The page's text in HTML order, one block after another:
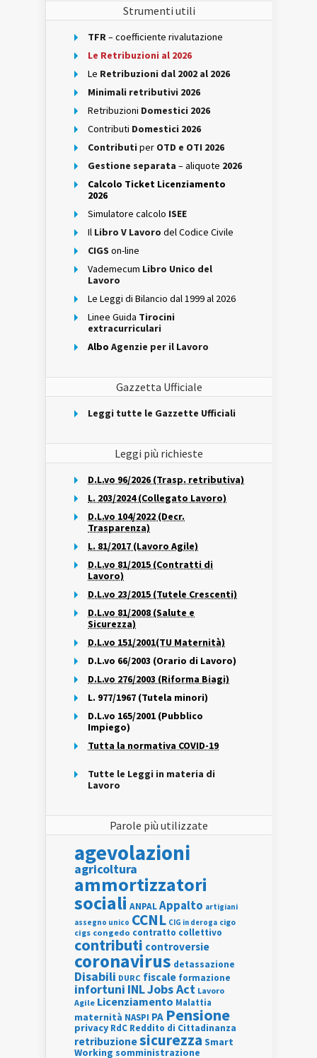
Strumenti utili
TFR– coefficiente rivalutazione
Le Retribuzioni al 2026
Le Retribuzioni dal 2002 al 2026
Minimali retributivi 2026
Retribuzioni Domestici 2026
Contributi Domestici 2026
Contributi per OTD e OTI 2026
Gestione separata – aliquote 2026
Calcolo Ticket Licenziamento
2026
Simulatore calcolo ISEE
Il Libro V Lavoro del Codice Civile
CIGS on-line
Vademecum Libro Unico del
Lavoro
Le Leggi di Bilancio dal 1999 al 2026
Linee Guida Tirocini
extracurriculari
Albo Agenzie per il Lavoro
Gazzetta Ufficiale
Leggi tutte le Gazzette Ufficiali
Leggi più richieste
D.L.vo 96/2026 (Trasp. retributiva)
L. 203/2024 (Collegato Lavoro)
D.L.vo 104/2022 (Decr.
Trasparenza)
L. 81/2017 (Lavoro Agile)
D.L.vo 81/2015 (Contratti di
Lavoro)
D.L.vo 23/2015 (Tutele Crescenti)
D.L.vo 81/2008 (Salute e
Sicurezza)
D.L.vo 151/2001(TU Maternità)
D.L.vo 66/2003 (Orario di Lavoro)
D.L.vo 276/2003 (Riforma Biagi)
L. 977/1967 (Tutela minori)
D.L.vo 165/2001 (Pubblico
Impiego)
Tutta la normativa COVID-19
Tutte le Leggi in materia di
Lavoro
Parole più utilizzate
agevolazioni
agricoltura
ammortizzatori
sociali ANPALAppalto artigiani
assegno unico CCNL CIG in deroga cigo
cigs congedo contratto collettivo
contributi controversie
coronavirus detassazione
Disabili DURC fiscale formazione
infortuni INLJobs Act Lavoro
Agile Licenziamento Malattia
maternità NASPI PA Pensione
privacy RdC Reddito di Cittadinanza
retribuzionesicurezza Smart
Working somministrazione